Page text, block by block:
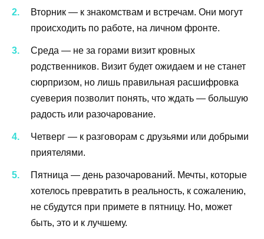
Вторник — к знакомствам и встречам. Они могут
происходить по работе, на личном фронте.
Среда — не за горами визит кровных
родственников. Визит будет ожидаем и не станет
сюрпризом, но лишь правильная расшифровка
суеверия позволит понять, что ждать — большую
радость или разочарование.
Четверг — к разговорам с друзьями или добрыми
приятелями.
Пятница — день разочарований. Мечты, которые
хотелось превратить в реальность, к сожалению,
не сбудутся при примете в пятницу. Но, может
быть, это и к лучшему.